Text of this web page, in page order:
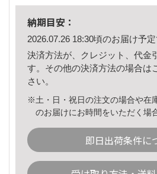
納期目安：
2026.07.26 18:30頃のお届け予定
決済方法が、クレジット、代金
す。その他の決済方法の場合は
さい。
※土・日・祝日の注文の場合や在
のお届けにお時間をいただく場
即日出荷条件に